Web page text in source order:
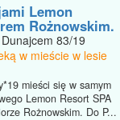
Lemon
Rożnowskim.
83/19
w mieście w lesie
mieści się w samym
Lemon Resort SPA
Rożnowskim. Do P...